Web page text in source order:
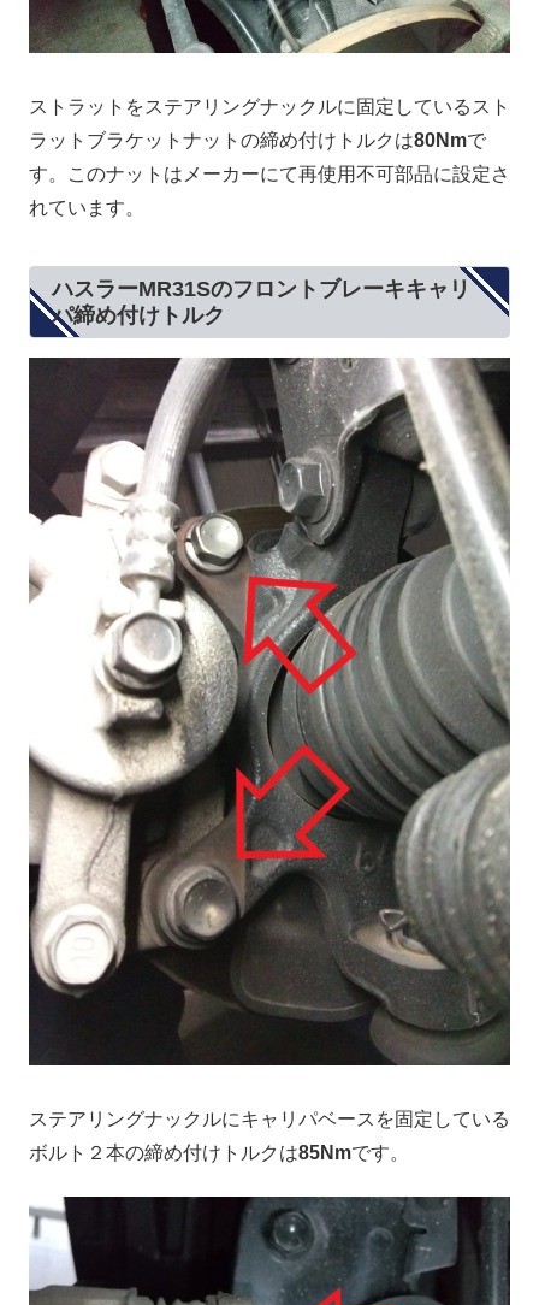
ストラットをステアリングナックルに固定しているスト
ラットブラケットナットの締め付けトルクは80Nmで
す。このナットはメーカーにて再使用不可部品に設定さ
れています。
ハスラーMR31Sのフロントブレーキキャリ
パ締め付けトルク
ステアリングナックルにキャリパベースを固定している
ボルト２本の締め付けトルクは85Nmです。